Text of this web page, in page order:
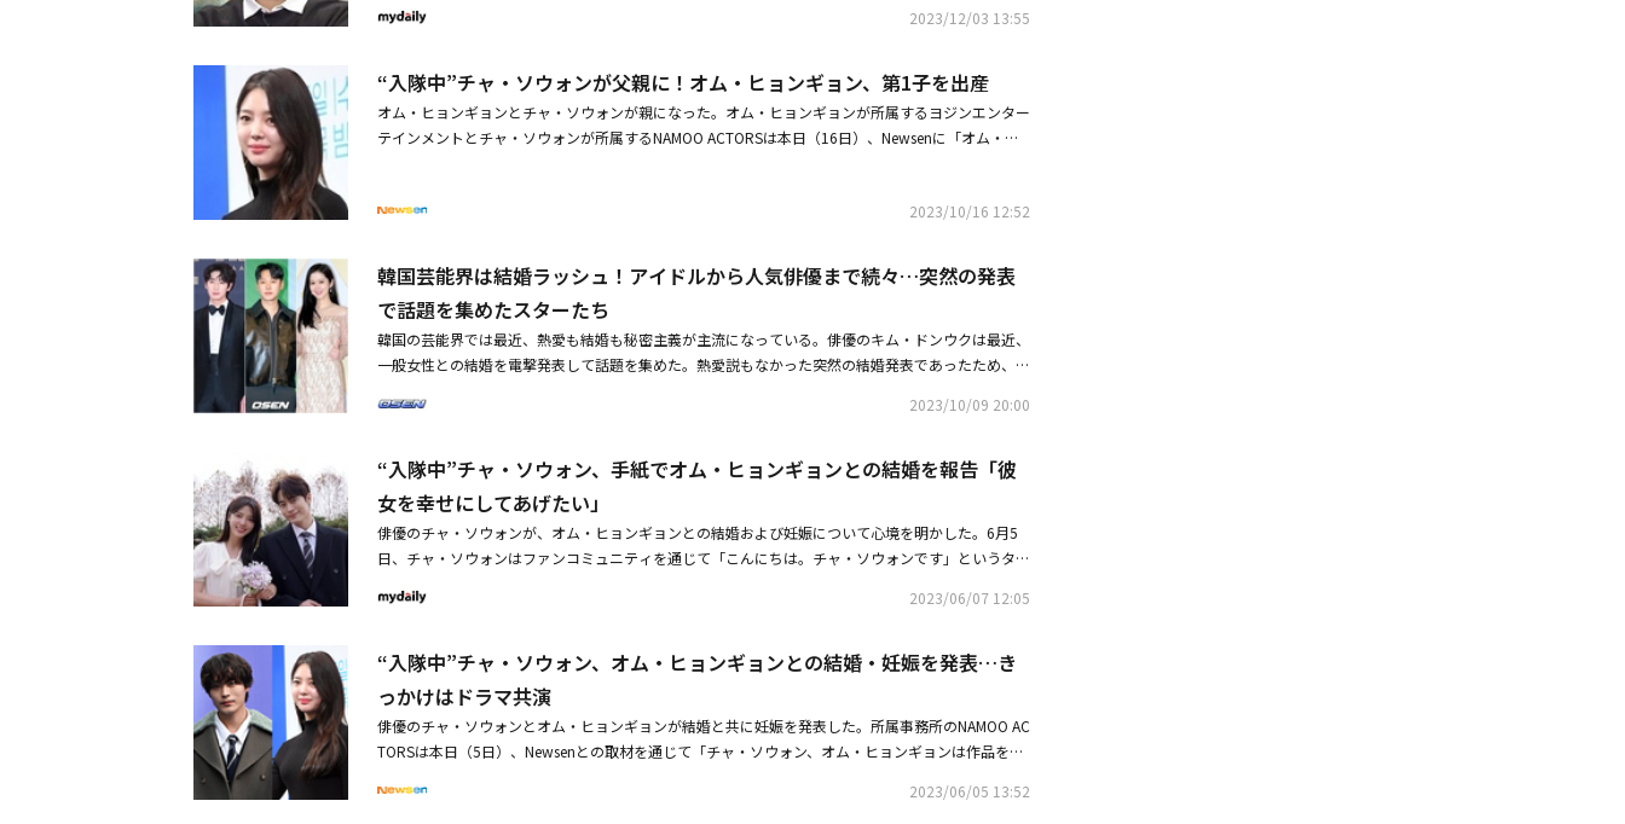
か。韓国で5月6日午後7時5分から放送がスタートする。
格で先輩・後輩を始め、中高年まで幅広い女性ファンを抱えているが、好きな男性とは目も合わせら
まる。これに先立ち、彼女は昨年6月、俳優チャ・ソウォンとの結婚と妊娠のニュースを発表した。
同年10月、彼女は元気な男の子を出産し、今作が6ヶ月ぶりの復帰作となる。現在、夫のチャ・ソウ
ォンは軍服務中であるため、兵役が終わり次第、2人は結婚式を挙げる予定だ。続いてソ・ジュニョ
孫であることを知り、大きなショックを受ける。ジェットコースターのようにダイナミックなヨ・ウ
を寄せる男性で、マソングループの跡継ぎであるチュ・ウジン役はクォン・ファウンが務める。チ
ュ・ウジンは完璧そうな外見とは違って、心に重い病を抱えている人物だ。しかし、自分の没落を願
う人が多すぎるため、弱い姿を隠すべく仮面をかぶって生きている。果たして彼は仮面を脱いで自分
の人生を生きることができるのか、注目される。最後にイム・ジュウンは、欲望と利己心の塊である
チェ・ヘラ役を演じ、ドラマの緊張感を高める。好きなものは何でも手に入れなければ気がすまな
うなチェ・ヘラの悪行は、イム・ジュウンの確かな演技力で作り上げられ、没入感を高める予定だ。
多事多難な人生を描く俳優たちの活躍に、さらに期待が高まっている。オム・ヒョンギョン、ソ・ジ
ュニョン、クォン・ファウン、イム・ジュウンの抜群のシナジー（相乗効果）を引き出すMBC新毎日
ドラマ「勇敢無双ヨン・スジョン」は、「三度目の結婚」の後番組として4月より韓国で放送がスタ
ートする。
演した。この日KangNamは、昨年7月にチャ・ソウォン、オム・ヒョンギョンと一緒に出演した「ラ
と一致するか」という質問に「完璧だ」と答えて注目を集めた。KangNamは「撮影が終わった後、
控え室でマネージャーに『あの二人恋愛しているみたい』と言った」とし、「（テーブルの下で）何
かを渡していた」と秘密恋愛を目撃した瞬間を再現した。また「家に帰ってから妻にも『二人は10
オム・ヒョンギョンは先月息子を産み、チャ・ソウォンは昨年11月に陸軍現役として入隊して、202
2023/12/03 13:55
“入隊中”チャ・ソウォンが父親に！オム・ヒョンギョン、第1子を出産
オム・ヒョンギョンとチャ・ソウォンが親になった。オム・ヒョンギョンが所属するヨジンエンター
テインメントとチャ・ソウォンが所属するNAMOO ACTORSは本日（16日）、Newsenに「オム・ヒ
婚式の日程はまだ決まっていない」と発表した。当時、チャ・ソウォンは自身のファンコミュニティ
て、僕を幸せにしてくれる人なので、彼女を幸せにしてあげたい、と思うようになりました。好感を
持って恋愛し始め、結婚まで考えるようになりました」と伝えた。続けて、「子どもという大切な祝
福が訪れました。まだ足りないですが、ある家庭の家長になるという考えだけでも、人生への意気込
みが変わることを感じています」と付け加えた。チャ・ソウォンは昨年11月に陸軍現役で入隊し、
現在軍服務中だ。1986年生まれのオム・ヒョンギョンと1991年生まれのチャ・ソウォンは、MBCド
との結婚・妊娠を発表きっかけはドラマ共演・入隊中チャ・ソウォン、手紙でオム・ヒョンギョンと
2023/10/16 12:52
韓国芸能界は結婚ラッシュ！アイドルから人気俳優まで続々…突然の発表
で話題を集めたスターたち
韓国の芸能界では最近、熱愛も結婚も秘密主義が主流になっている。俳優のキム・ドンウクは最近、
一般女性との結婚を電撃発表して話題を集めた。熱愛説もなかった突然の結婚発表であったため、驚
は優れた美貌を兼備した才媛だ。2人は信頼に基づいて真剣な交際を続け、結婚という美しい実を結
はソウル某所で非公開で行う予定だ。彼は活発な活動の中で恋愛と結婚にも成功し、ファンから祝福
の声が寄せられている。最近ではドラマ「偶然出会った、あなた」と「有益な詐欺」を立て続けに出
演し、映画やドラマを通じて旺盛に活動してきた。キム・ドンウクだけでなく、最近結婚を発表した
り、結婚を控えているスターたちの静かな恋愛と結婚が話題になっている。俳優のユン・バクも静か
に恋を育み、自筆の手紙を通じてファンに結婚のニュースを伝えた。彼は今年5月にモデルのキム・
スビンとの結婚をサプライズ発表した。2人は9月2日にソウル某所で挙式を行った。当時、彼の所属
の愛と信頼を与えてくれて、お互いが感じる幸せと安定感で、今のこの瞬間を決断することになっ
た」と明らかにした。ユン・バクもドラマ「有益な詐欺」をはじめ、バラエティ番組「笑う社長」な
どを通じて活発な活動を展開、静かな熱愛を経て結婚を発表し、多くの祝福を受けた。アイドル界で
も結婚発表が相次いでいる。今月6日、Girl's Dayのソジンは俳優イ・ドンハと11月に結婚すると伝え
かった私に、心の憩いの場になってくれた人だ。また、私自身が貴重な人であることを教えてくれ
2023/10/09 20:00
“入隊中”チャ・ソウォン、手紙でオム・ヒョンギョンとの結婚を報告「彼
女を幸せにしてあげたい」
俳優のチャ・ソウォンが、オム・ヒョンギョンとの結婚および妊娠について心境を明かした。6月5
日、チャ・ソウォンはファンコミュニティを通じて「こんにちは。チャ・ソウォンです」というタイ
たしている僕は、体も心も元気になっていることを感じています」と近況を伝えた。また「僕に、よ
で、彼女を幸せにしてあげたい、と思うようになりました。好感を持って恋愛し始め、結婚まで考え
るようになりました」と、オム・ヒョンギョンとの結婚のニュースを伝え、愛情を示した。そして
「子どもという大切な祝福が訪れました。まだ足りないですが、ある家庭の家長になるという考えだ
けでも、人生への意気込みが変わることを感じています」と、妊娠にも言及した。最後に「皆さんの
愛のおかげで、チャ・ソウォンという役者として生きることができました。これからもいい俳優にな
るためもっと頑張ります。家長としてもベストを尽くして、愛を持って生きています。いい人になる
2023/06/07 12:05
“入隊中”チャ・ソウォン、オム・ヒョンギョンとの結婚・妊娠を発表…き
っかけはドラマ共演
俳優のチャ・ソウォンとオム・ヒョンギョンが結婚と共に妊娠を発表した。所属事務所のNAMOO AC
TORSは本日（5日）、Newsenとの取材を通じて「チャ・ソウォン、オム・ヒョンギョンは作品を通
に交際しており、チャ・ソウォンの除隊後に結婚式を挙げる予定だ」と明らかにした。妊娠のニュー
2023/06/05 13:52